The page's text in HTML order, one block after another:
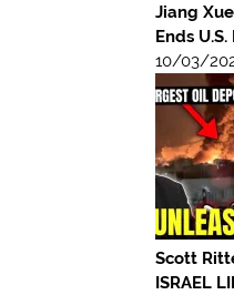
Jiang
Ends
10/03/
Scott
ISRAEL